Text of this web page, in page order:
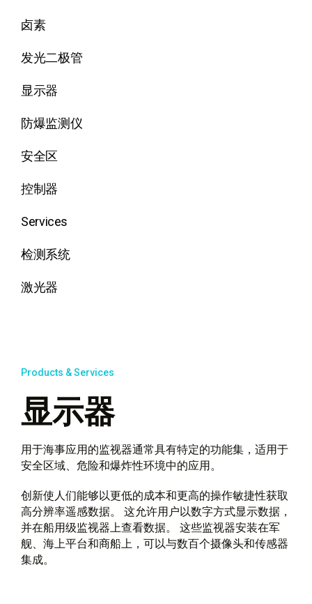
卤素
发光二极管
显示器
防爆监测仪
安全区
控制器
Services
检测系统
激光器
Products & Services
显示器
用于海事应用的监视器通常具有特定的功能集，适用于
安全区域、危险和爆炸性环境中的应用。
创新使人们能够以更低的成本和更高的操作敏捷性获取
高分辨率遥感数据。 这允许用户以数字方式显示数据，
并在船用级监视器上查看数据。 这些监视器安装在军
舰、海上平台和商船上，可以与数百个摄像头和传感器
集成。